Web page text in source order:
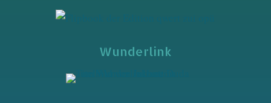
Wunderlink